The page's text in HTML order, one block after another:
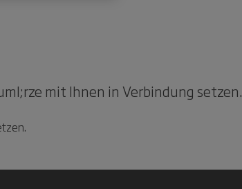
mit Ihnen in Verbindung setzen.